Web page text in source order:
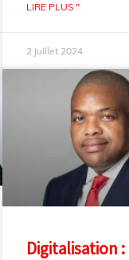
LIRE PLUS "
2 juillet 2024
Digitalisation